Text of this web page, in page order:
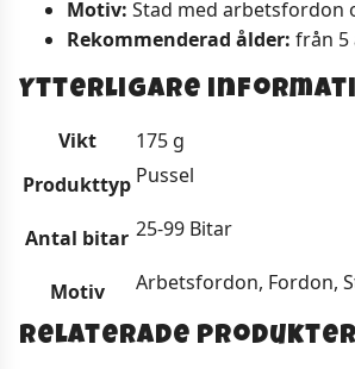
Motiv: Stad med arbetsfordon
Rekommenderad ålder: från 5
Ytterligare
Vikt
175 g
Produkttyp Pussel
Antal bitar 25-99 Bitar
Motiv Arbetsfordon, Fordon,
Relaterade produkter